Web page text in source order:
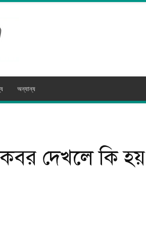
অন্যান্য
কবর দেখলে কি হয়